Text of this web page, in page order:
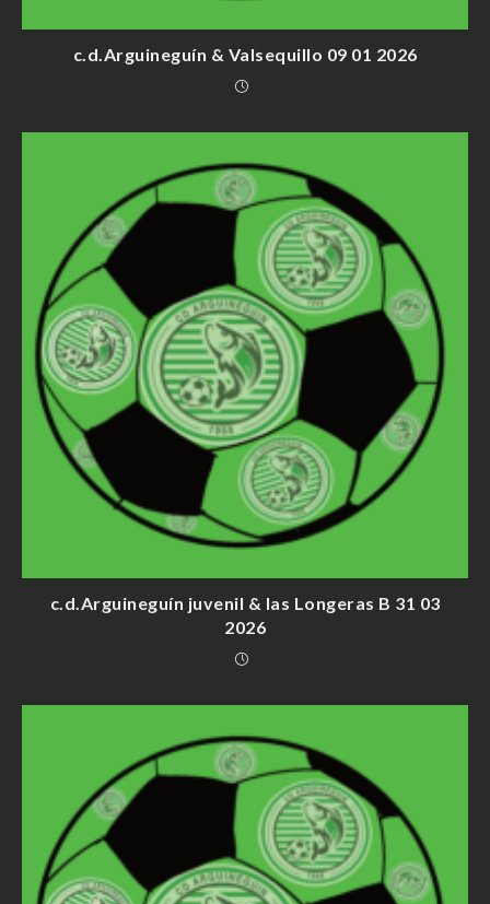
c.d.Arguineguín & Valsequillo 09 01 2026
c.d.Arguineguín juvenil & las Longeras B 31 03
2026